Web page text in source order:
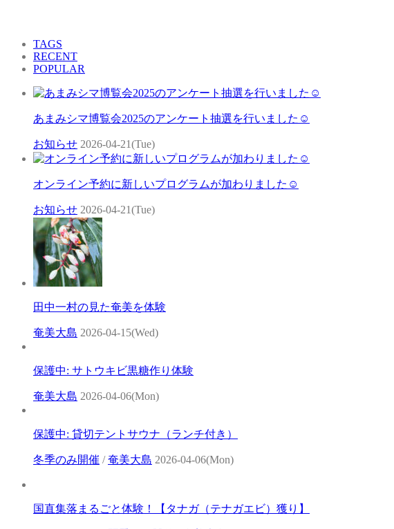
TAGS
RECENT
POPULAR
あまみシマ博覧会2025のアンケート抽選を行いました☺
お知らせ 2026-04-21(Tue)
オンライン予約に新しいプログラムが加わりました☺
お知らせ 2026-04-21(Tue)
田中一村の見た奄美を体験
奄美大島 2026-04-15(Wed)
保護中: サトウキビ黒糖作り体験
奄美大島 2026-04-06(Mon)
保護中: 貸切テントサウナ（ランチ付き）
冬季のみ開催 /奄美大島 2026-04-06(Mon)
国直集落まるごと体験！【タナガ（テナガエビ）獲り】